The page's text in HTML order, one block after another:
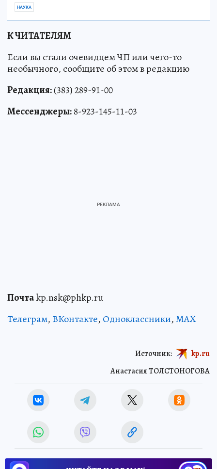
НАУКА
К ЧИТАТЕЛЯМ
Если вы стали очевидцем ЧП или чего-то
необычного, сообщите об этом в редакцию
Редакция:(383) 289-91-00
Мессенджеры:8-923-145-11-03
Почтаkp.nsk@phkp.ru
Телеграм, ВКонтакте, Одноклассники,MAX
Анастасия ТОЛСТОНОГОВА
Источник: kp.ru